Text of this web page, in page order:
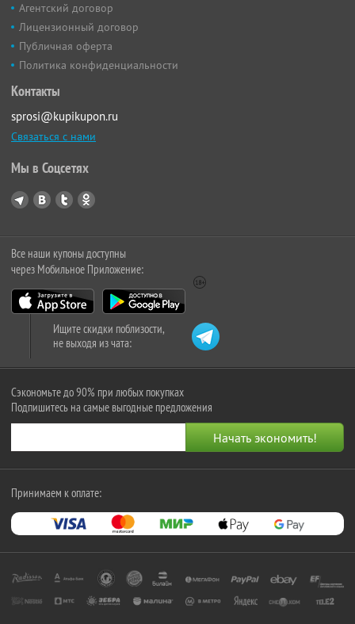
Агентский договор
Лицензионный договор
Публичная оферта
Политика конфиденциальности
Контакты
sprosi@kupikupon.ru
Связаться с нами
Мы в Соцсетях
Все наши купоны доступны
через Мобильное Приложение:
Ищите скидки поблизости,
не выходя из чата:
Сэкономьте до 90% при любых покупках
Подпишитесь на самые выгодные предложения
Принимаем к оплате: